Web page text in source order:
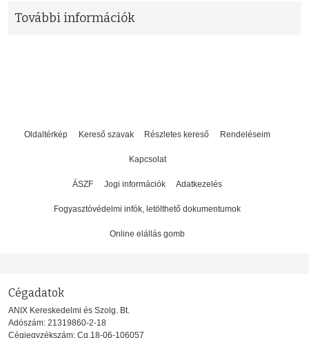
További információk
Oldaltérkép Kereső szavak Részletes kereső Rendeléseim
Kapcsolat
ÁSZF Jogi információk Adatkezelés
Fogyasztóvédelmi infók, letölthető dokumentumok
Online elállás gomb
Cégadatok
ANIX Kereskedelmi és Szolg. Bt.
Adószám: 21319860-2-18
Cégjegyzékszám: Cg.18-06-106057